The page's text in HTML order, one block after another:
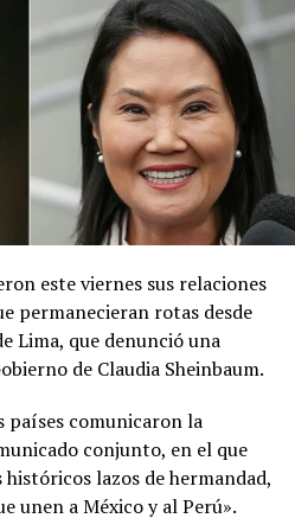
los detalles y toma las
publicó la institución en la
a la presencia del polvo
durante los próximos días,
mantenerse atenta a la
condiciones
el llamado a consultar los
y adoptar las medidas de
reducir los efectos de este
entre las
de complicaciones de salud.
este viernes sus relaciones
permanecieran rotas desde
Lima, que denunció una
de Claudia Sheinbaum.
países comunicaron la
conjunto, en el que
lazos de hermandad,
unen a México y al Perú».